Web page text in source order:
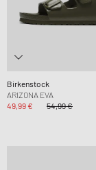
Birkenstock
ARIZONA EVA
49,99 €
54,99 €